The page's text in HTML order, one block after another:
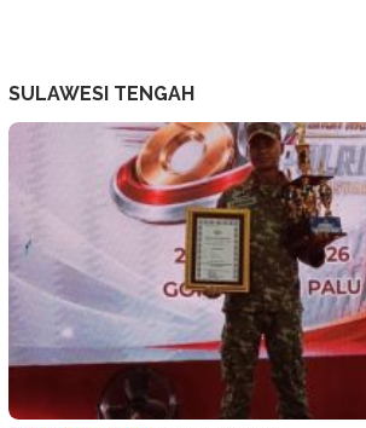
SULAWESI TENGAH